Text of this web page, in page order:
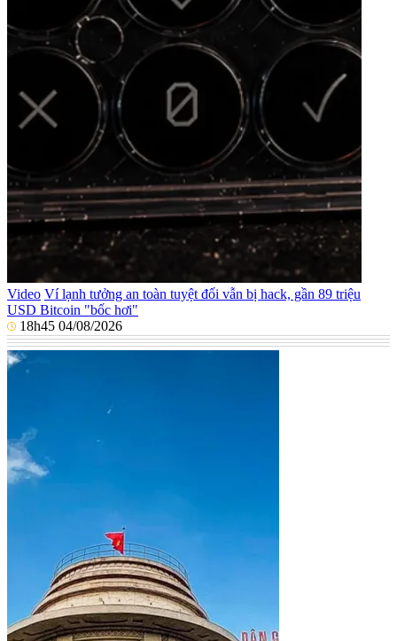
Video Ví lạnh tưởng an toàn tuyệt đối vẫn bị hack, gần 89 triệu
USD Bitcoin "bốc hơi"
18h45 04/08/2026